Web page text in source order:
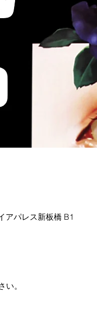
アパレス新板橋 B1
。